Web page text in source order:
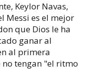
Keylor Navas,
Messi es el mejor
que Dios le ha
ganar al
al primera
no tengan "el ritmo